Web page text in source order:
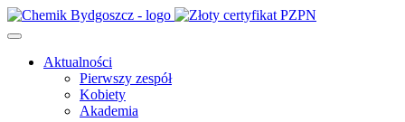
Aktualności
Pierwszy zespół
Kobiety
Akademia